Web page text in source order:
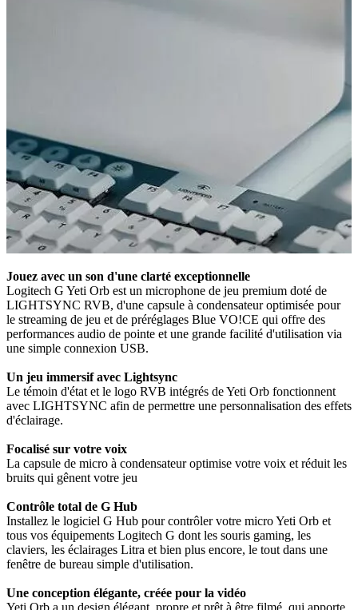
Jouez avec un son d'une clarté exceptionnelle
Logitech G Yeti Orb est un microphone de jeu premium doté de
LIGHTSYNC RVB, d'une capsule à condensateur optimisée pour
le streaming de jeu et de préréglages Blue VO!CE qui offre des
performances audio de pointe et une grande facilité d'utilisation via
une simple connexion USB.
Un jeu immersif avec Lightsync
Le témoin d'état et le logo RVB intégrés de Yeti Orb fonctionnent
avec LIGHTSYNC afin de permettre une personnalisation des effets
d'éclairage.
Focalisé sur votre voix
La capsule de micro à condensateur optimise votre voix et réduit les
bruits qui gênent votre jeu
Contrôle total de G Hub
Installez le logiciel G Hub pour contrôler votre micro Yeti Orb et
tous vos équipements Logitech G dont les souris gaming, les
claviers, les éclairages Litra et bien plus encore, le tout dans une
fenêtre de bureau simple d'utilisation.
Une conception élégante, créée pour la vidéo
Yeti Orb a un design élégant, propre et prêt à être filmé, qui apporte